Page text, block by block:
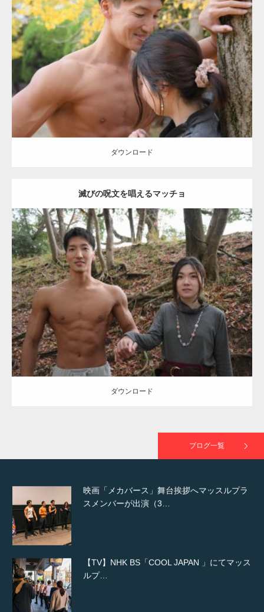
Update: 2021.07.8
Category:公園のマッチョ その他 AKIHITO(細マッチョ) 大胸筋 肩 腹
筋
ダウンロード
ダウンロード
滅びの呪文を唱えるマッチョ
Update:2021.07.8
Category:公園のマッチョ その他 AKIHITO(細マッチョ) 大胸筋 腹筋
ダウンロード
ダウンロード
ブログ一覧
【YouTube】マッチョフリー素材メンバーが
ギネス世界記録…
【TV】TBS番組「ひるおび」にてマッスルプ
ラスが紹介されま…
TOKYO FMラジオ番組「ONE MORNING」
で紹介さ…
NHK「所さん！事件ですよ」に取材されまし
た（6/8放送）
映画「メカバース」舞台挨拶へマッスルプラ
スメンバーが出演（3…
【TV】NHK BS「COOL JAPAN 」にてマッス
ルプ…